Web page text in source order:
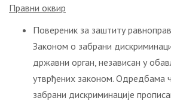
Правни оквир
Повереник за заштиту
Законом о забрани
државни орган, независан у
утврђених законом. Одредбама
забрани дискриминације